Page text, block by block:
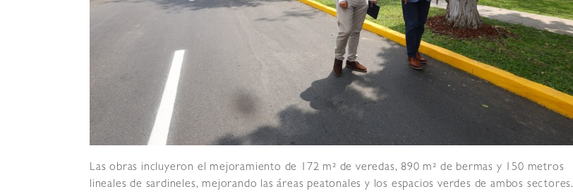
Las obras incluyeron el mejoramiento de 172 m² de veredas, 890 m² de bermas y 150 metros
lineales de sardineles, mejorando las áreas peatonales y los espacios verdes de ambos sectores.